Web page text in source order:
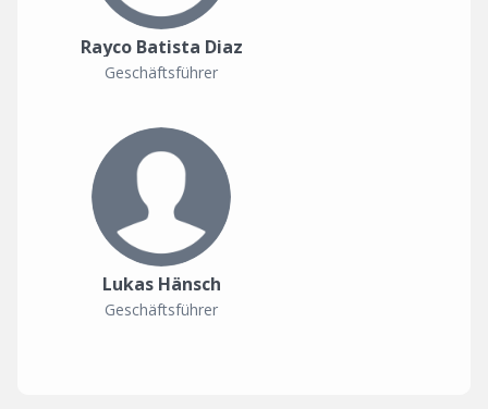
Rayco Batista Diaz
Geschäftsführer
Lukas Hänsch
Geschäftsführer